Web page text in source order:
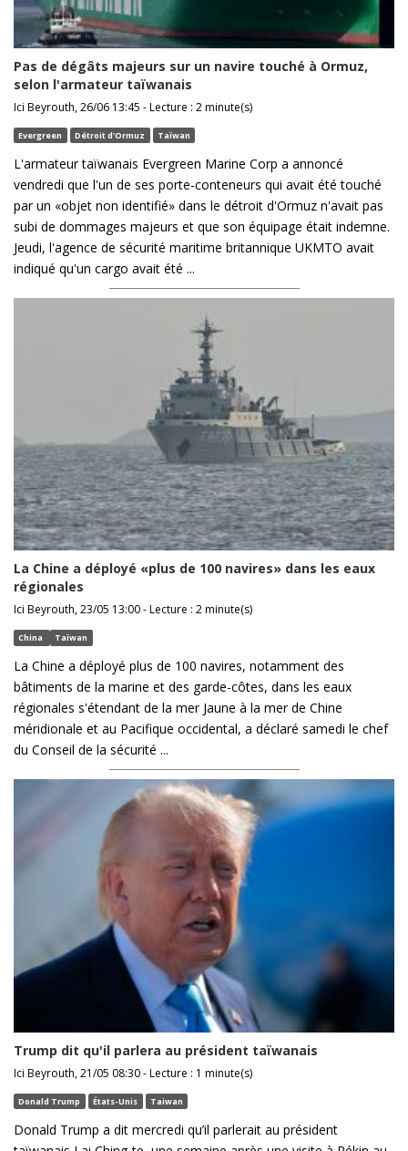
Pas de dégâts majeurs sur un navire touché à Ormuz,
selon l'armateur taïwanais
Ici Beyrouth, 26/06 13:45 - Lecture : 2 minute(s)
Evergreen Détroit d'Ormuz Taïwan
L'armateur taïwanais Evergreen Marine Corp a annoncé
vendredi que l'un de ses porte-conteneurs qui avait été touché
par un «objet non identifié» dans le détroit d'Ormuz n'avait pas
subi de dommages majeurs et que son équipage était indemne.
Jeudi, l'agence de sécurité maritime britannique UKMTO avait
indiqué qu'un cargo avait été ...
La Chine a déployé «plus de 100 navires» dans les eaux
régionales
Ici Beyrouth, 23/05 13:00 - Lecture : 2 minute(s)
China Taïwan
La Chine a déployé plus de 100 navires, notamment des
bâtiments de la marine et des garde-côtes, dans les eaux
régionales s'étendant de la mer Jaune à la mer de Chine
méridionale et au Pacifique occidental, a déclaré samedi le chef
du Conseil de la sécurité ...
Trump dit qu'il parlera au président taïwanais
Ici Beyrouth, 21/05 08:30 - Lecture : 1 minute(s)
Donald Trump États-Unis Taiwan
Donald Trump a dit mercredi qu’il parlerait au président